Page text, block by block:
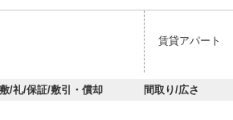
賃貸アパート
敷/礼/保証/敷引・償却 間取り/広さ